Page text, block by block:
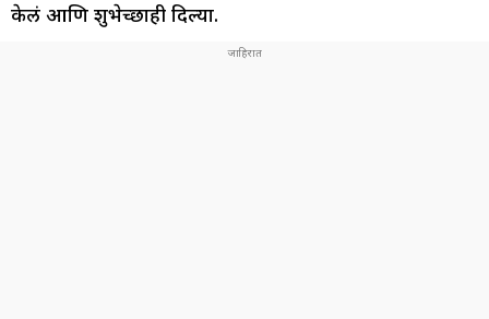
केलं आणि शुभेच्छाही दिल्या.